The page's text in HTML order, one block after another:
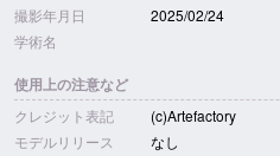
撮影年月日
2025/02/24
学術名
使用上の注意など
クレジット表記
(c)Artefactory
モデルリリース
なし